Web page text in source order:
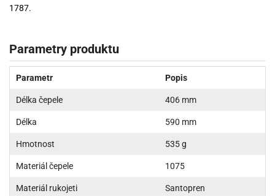
1787.
Parametry produktu
Parametr Popis
Délka čepele 406 mm
Délka 590 mm
Hmotnost 535 g
Materiál čepele 1075
Materiál rukojeti Santopren